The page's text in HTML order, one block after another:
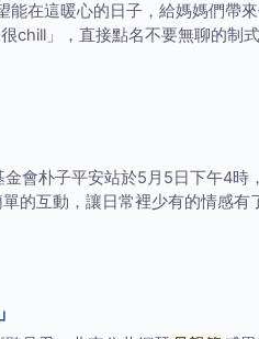
在這暖心的日子，給媽媽們帶
chill」，直接點名不要無聊的制式
會朴子平安站於5月5日下午4
單的互動，讓日常裡少有的情